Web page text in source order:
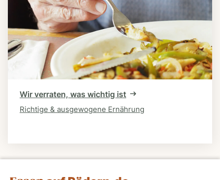
Wir verraten, was wichtig ist
Richtige & ausgewogene Ernährung